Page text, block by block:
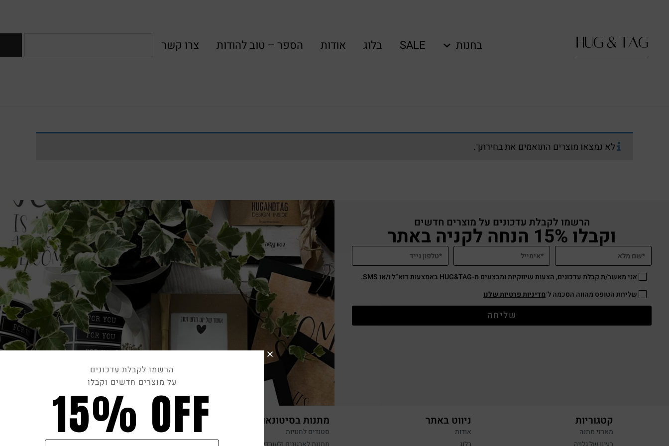
בחנות SALE בלוג אודות הספר – טוב להודות צרו קשר
לא נמצאו מוצרים התואמים את בחירתך.
הרשמו לקבלת עדכונים על מוצרים חדשים
וקבלו 15% הנחה לקניה באתר
אני מאשר/ת קבלת עדכונים, הצעות שיווקיות ומבצעים מ-HUG&TAG באמצעות דוא”ל ו/או SMS.
שליחת הטופס מהווה הסכמה ל־מדיניות פרטיות שלנו
שליחה
קטגוריות
מארזי מתנה
ניווט באתר
אודות
מתנות בסיטונאות
סטנדים לחנויות
הרשמו לקבלת עדכונים
על מוצרים חדשים וקבלו
15% OFF